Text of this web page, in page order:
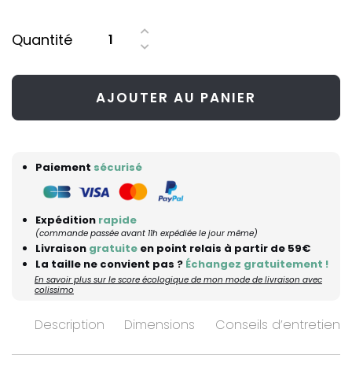
Quantité
AJOUTER AU PANIER
Paiement sécurisé
Expédition rapide
(commande passée avant 11h expédiée le jour même)
Livraison gratuite en point relais à partir de 59€
La taille ne convient pas ? Échangez gratuitement !
En savoir plus sur le score écologique de mon mode de livraison avec
colissimo
Description Dimensions Conseils d’entretien